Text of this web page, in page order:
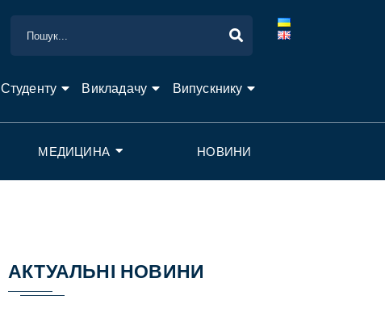
Студенту Викладачу Випускнику
МЕДИЦИНА НОВИНИ
АКТУАЛЬНІ НОВИНИ